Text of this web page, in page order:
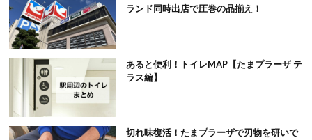
ランド同時出店で圧巻の品揃え！
あると便利！トイレMAP【たまプラーザ テ
ラス編】
切れ味復活！たまプラーザで刃物を研いで